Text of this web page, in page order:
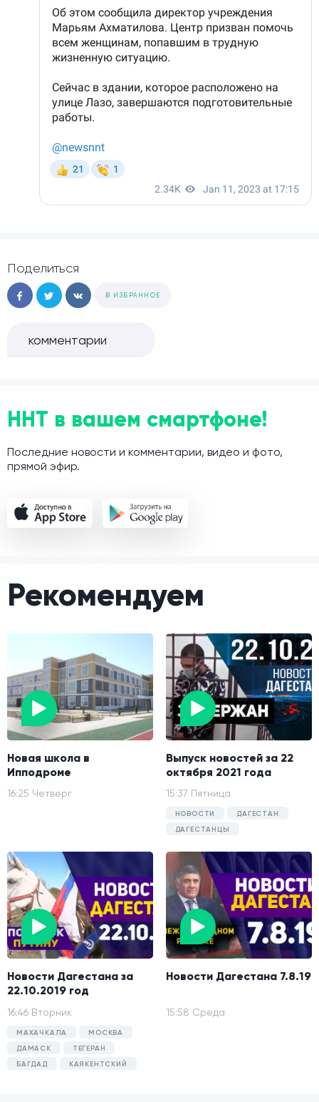
Поделиться
В ИЗБРАННОЕ
комментарии
ННТ в вашем смартфоне!
Последние новости и комментарии, видео и фото,
прямой эфир.
Рекомендуем
Новая школа в
Ипподроме
16:25 Четверг
Выпуск новостей за 22
октября 2021 года
15:37 Пятница
НОВОСТИ
ДАГЕСТАН
ДАГЕСТАНЦЫ
Новости Дагестана за
22.10.2019 год
16:46 Вторник
МАХАЧКАЛА
МОСКВА
ДАМАСК
ТЕГЕРАН
БАГДАД
КАЯКЕНТСКИЙ
Новости Дагестана 7.8.19
15:58 Среда